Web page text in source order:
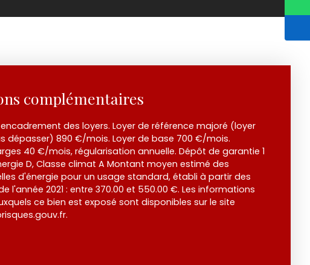
complémentaires
des loyers. Loyer de référence majoré (loyer
dépasser) 890 €/mois. Loyer de base 700 €/mois.
40 €/mois, régularisation annuelle. Dépôt de garantie 1
D, Classe climat A Montant moyen estimé des
d'énergie pour un usage standard, établi à partir des
l'année 2021 : entre 370.00 et 550.00 €. Les informations
ce bien est exposé sont disponibles sur le site